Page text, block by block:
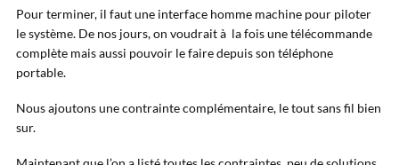
Pour terminer, il faut une interface homme machine pour piloter
le système. De nos jours, on voudrait à la fois une télécommande
complète mais aussi pouvoir le faire depuis son téléphone
portable.
Nous ajoutons une contrainte complémentaire, le tout sans fil bien
sur.